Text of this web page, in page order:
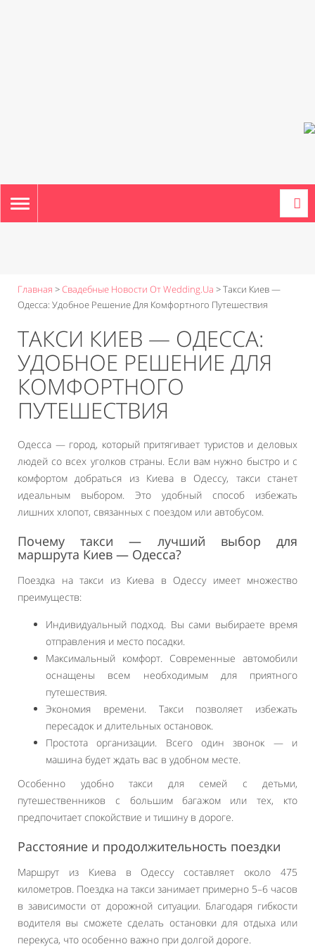
TOGGLE
NAVIGATION
Главная >Свадебные Новости От Wedding.ua >Такси Киев —
Одесса: Удобное Решение Для Комфортного Путешествия
ТАКСИ КИЕВ — ОДЕССА:
УДОБНОЕ РЕШЕНИЕ ДЛЯ
КОМФОРТНОГО
ПУТЕШЕСТВИЯ
Одесса — город, который притягивает туристов и деловых
людей со всех уголков страны. Если вам нужно быстро и с
комфортом добраться из Киева в Одессу, такси станет
идеальным выбором. Это удобный способ избежать
лишних хлопот, связанных с поездом или автобусом.
Почему такси — лучший выбор для
маршрута Киев — Одесса?
Поездка на такси из Киева в Одессу имеет множество
преимуществ:
Индивидуальный подход. Вы сами выбираете время
отправления и место посадки.
Максимальный комфорт. Современные автомобили
оснащены всем необходимым для приятного
путешествия.
Экономия времени. Такси позволяет избежать
пересадок и длительных остановок.
Простота организации. Всего один звонок — и
машина будет ждать вас в удобном месте.
Особенно удобно такси для семей с детьми,
путешественников с большим багажом или тех, кто
предпочитает спокойствие и тишину в дороге.
Расстояние и продолжительность поездки
Маршрут из Киева в Одессу составляет около 475
километров. Поездка на такси занимает примерно 5–6 часов
в зависимости от дорожной ситуации. Благодаря гибкости
водителя вы сможете сделать остановки для отдыха или
перекуса, что особенно важно при долгой дороге.